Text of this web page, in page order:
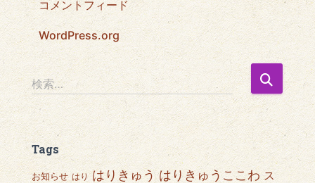
コメントフィード
WordPress.org
検
索
:
検索…
Tags
お知らせ はり はりきゅう はりきゅうここわ ス